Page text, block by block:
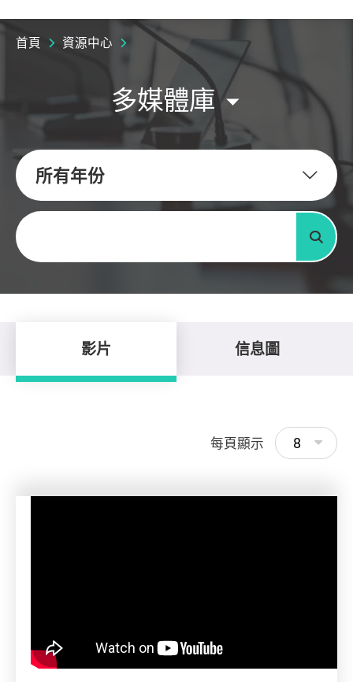
首頁 資源中心
多媒體庫
所有年份
關鍵字
搜尋
影片 信息圖
每頁顯示 8